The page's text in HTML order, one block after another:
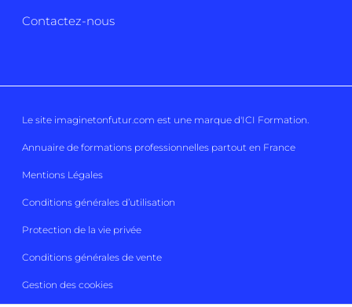
Contactez-nous
Le site imaginetonfutur.com est une marque d'ICI Formation.
Annuaire de formations professionnelles partout en France
Mentions Légales
Conditions générales d’utilisation
Protection de la vie privée
Conditions générales de vente
Gestion des cookies